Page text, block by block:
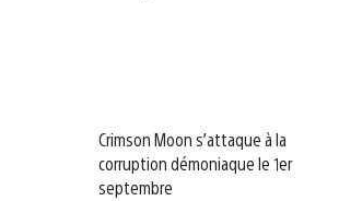
Crimson Moon s’attaque à la
corruption démoniaque le 1er
septembre